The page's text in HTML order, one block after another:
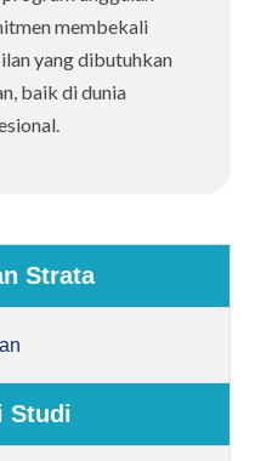
membekali
yang dibutuhkan
baik di dunia
Strata
Studi